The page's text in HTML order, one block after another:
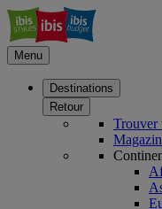
Menu
Destinations
Retour
Trouver